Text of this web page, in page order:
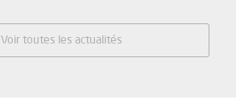
Voir toutes les actualités